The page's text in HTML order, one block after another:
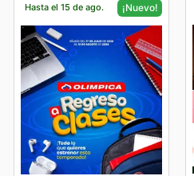
Hasta el 15 de ago. ¡Nuevo!